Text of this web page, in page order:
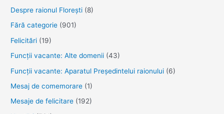
Despre raionul Floreşti (8)
Fără categorie (901)
Felicitări (19)
Funcţii vacante: Alte domenii (43)
Funcții vacante: Aparatul Președintelui raionului (6)
Mesaj de comemorare (1)
Mesaje de felicitare (192)